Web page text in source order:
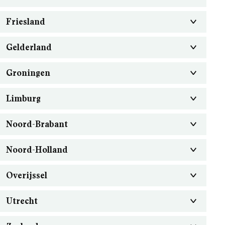
Friesland
Gelderland
Groningen
Limburg
Noord-Brabant
Noord-Holland
Overijssel
Utrecht